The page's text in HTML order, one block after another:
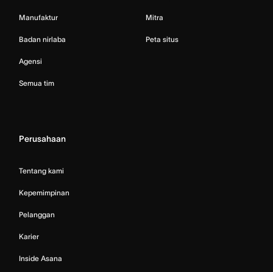
Manufaktur
Badan nirlaba
Agensi
Semua tim
Mitra
Peta situs
Perusahaan
Tentang kami
Kepemimpinan
Pelanggan
Karier
Inside Asana